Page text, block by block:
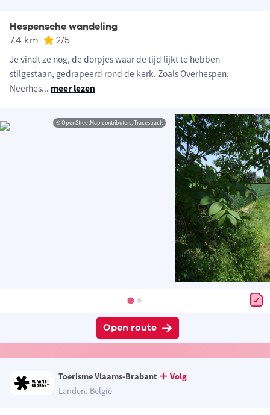
Hespensche wandeling
7.4 km 2/5
Je vindt ze nog, de dorpjes waar de tijd lijkt te hebben
stilgestaan, gedrapeerd rond de kerk. Zoals Overhespen,
Neerhes... meer lezen
© OpenStreetMap contributors, Tracestrack
Open route
Toerisme Vlaams-Brabant
Volg
Landen, België